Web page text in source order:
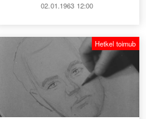
02.01.1963 12:00
Hetkel toimub